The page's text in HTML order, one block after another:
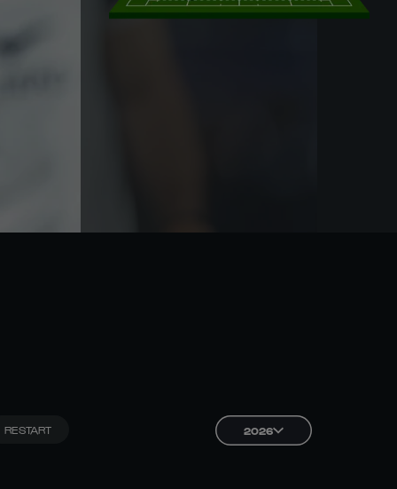
RESTART 2026